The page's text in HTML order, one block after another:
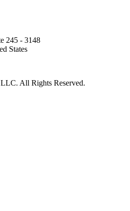
245 - 3148
States
All Rights Reserved.